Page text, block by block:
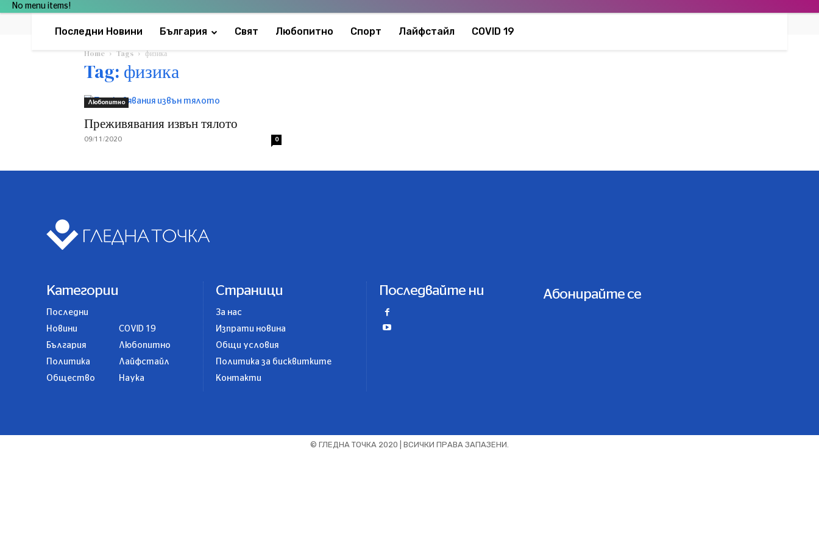
No menu items!
Последни Новини България Свят Любопитно Спорт Лайфстайл COVID 19
Home Tags физика
Tag: физика
Любопитно
Преживявания извън тялото
09/11/2020 0
Категории
Последни
Новини
България
Политика
Общество
COVID 19
Любопитно
Лайфстайл
Наука
Страници
За нас
Изпрати новина
Общи условия
Политика за бисквитките
Контакти
Последвайте ни Абонирайте се
© ГЛЕДНА ТОЧКА 2020 | ВСИЧКИ ПРАВА ЗАПАЗЕНИ.